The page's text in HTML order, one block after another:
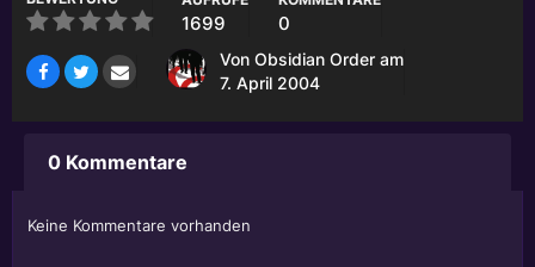
1699 0
Von Obsidian Order am
7. April 2004
0 Kommentare
Keine Kommentare vorhanden